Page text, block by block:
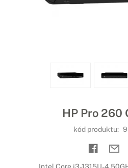
HP Pro 260
kód produktu: